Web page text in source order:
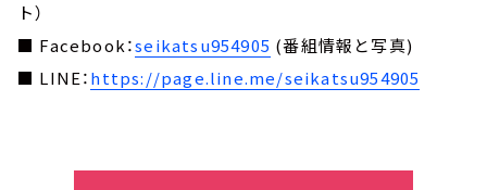
ト）
■ Facebook：seikatsu954905 (番組情報と写真)
■ LINE：https://page.line.me/seikatsu954905